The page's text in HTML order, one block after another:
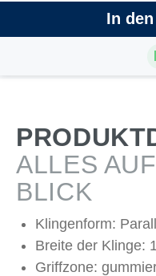
In
ALLES
BLICK
Klingenform:
Breite der Klinge:
Griffzone: